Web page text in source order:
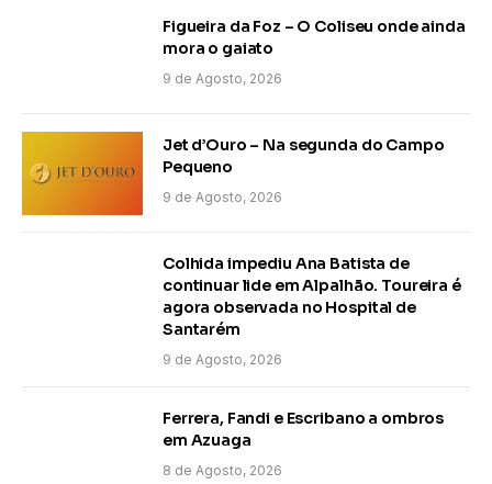
Figueira da Foz – O Coliseu onde ainda
mora o gaiato
9 de Agosto, 2026
Jet d’Ouro – Na segunda do Campo
Pequeno
9 de Agosto, 2026
Colhida impediu Ana Batista de
continuar lide em Alpalhão. Toureira é
agora observada no Hospital de
Santarém
9 de Agosto, 2026
Ferrera, Fandi e Escribano a ombros
em Azuaga
8 de Agosto, 2026